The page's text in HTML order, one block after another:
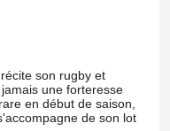
son rugby et
une forteresse
en début de saison,
de son lot